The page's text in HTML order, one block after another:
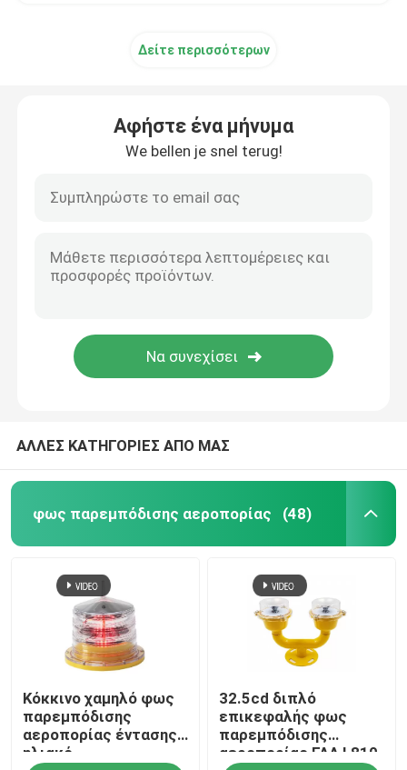
Δείτε περισσότερων
Αφήστε ένα μήνυμα
We bellen je snel terug!
ΑΛΛΕΣ ΚΑΤΗΓΟΡΙΕΣ ΑΠΟ ΜΑΣ
φως παρεμπόδισης αεροπορίας (48)
Κόκκινο χαμηλό φως
παρεμπόδισης
αεροπορίας έντασης
ηλιακό
32.5cd διπλό
επικεφαλής φως
παρεμπόδισης
αεροπορίας FAA L810